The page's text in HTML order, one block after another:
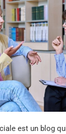
est un blog